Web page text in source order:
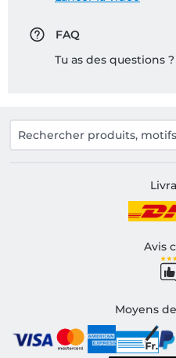
FAQ
Tu as des questions
Avis
Moyens